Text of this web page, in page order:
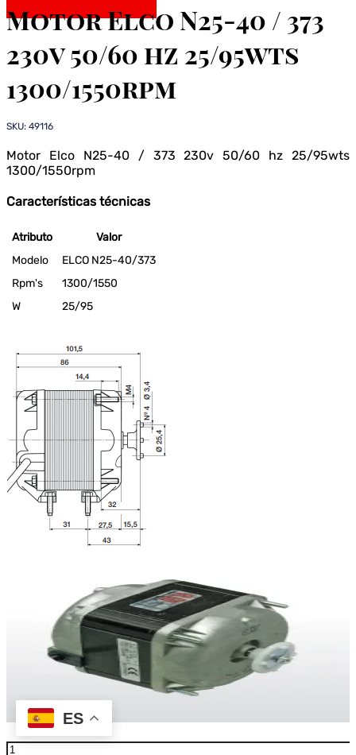
Motor Elco N25-40 / 373
230v 50/60 hz 25/95wts
1300/1550rpm
SKU: 49116
Motor Elco N25-40 / 373 230v 50/60 hz 25/95wts
1300/1550rpm
Características técnicas
Atributo
Valor
Modelo
ELCO N25-40/373
Rpm's
1300/1550
W
25/95
Motor Elco N25-40 / 373 230v 50/60 hz 25/95wts
ES